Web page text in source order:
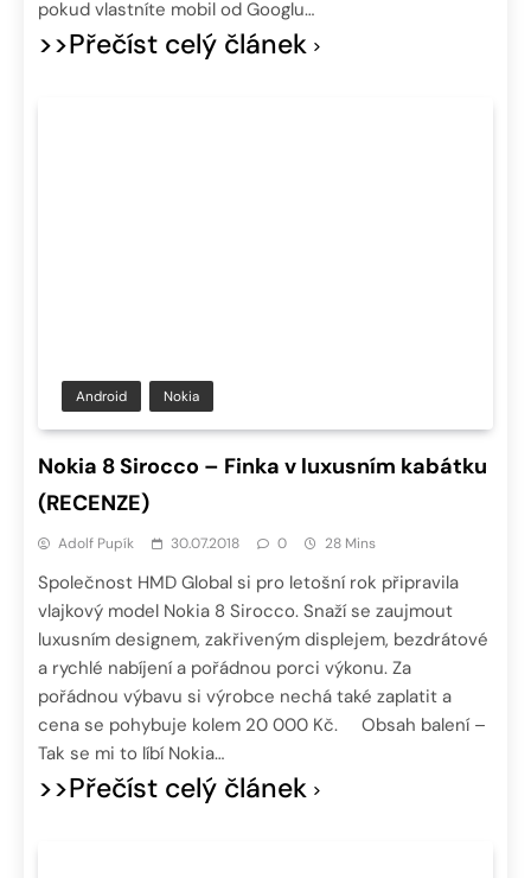
pokud vlastníte mobil od Googlu…
>>Přečíst celý článek
Android Nokia
Nokia 8 Sirocco – Finka v luxusním kabátku
(RECENZE)
Adolf Pupík 30.07.2018 0 28 Mins
Společnost HMD Global si pro letošní rok připravila
vlajkový model Nokia 8 Sirocco. Snaží se zaujmout
luxusním designem, zakřiveným displejem, bezdrátové
a rychlé nabíjení a pořádnou porci výkonu. Za
pořádnou výbavu si výrobce nechá také zaplatit a
cena se pohybuje kolem 20 000 Kč. Obsah balení –
Tak se mi to líbí Nokia…
>>Přečíst celý článek